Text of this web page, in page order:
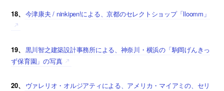
18、 今津康夫 / ninkipen!による、京都のセレクトショップ「lloomm」
19、 黒川智之建築設計事務所による、神奈川・横浜の「駒岡げんきっ
ず保育園」の写真
20、
ヴァレリオ・オルジアティによる、アメリカ・マイアミの、セリ